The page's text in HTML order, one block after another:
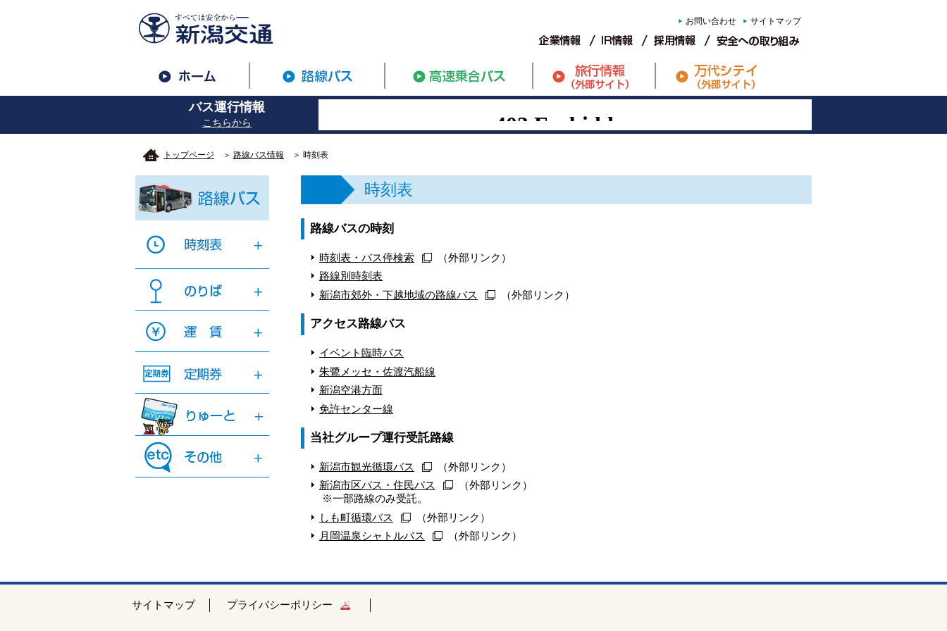
お問い合わせ サイトマップ
バス運行情報
こちらから
トップページ ＞ 路線バス情報 ＞ 時刻表
時刻表
路線バスの時刻
時刻表・バス停検索
（外部リンク）
路線別時刻表
新潟市郊外・下越地域の路線バス
（外部リンク）
アクセス路線バス
イベント臨時バス
朱鷺メッセ・佐渡汽船線
新潟空港方面
免許センター線
当社グループ運行受託路線
新潟市観光循環バス
（外部リンク）
新潟市区バス・住民バス
（外部リンク）
※一部路線のみ受託。
しも町循環バス
（外部リンク）
月岡温泉シャトルバス
（外部リンク）
サイトマップ プライバシーポリシー